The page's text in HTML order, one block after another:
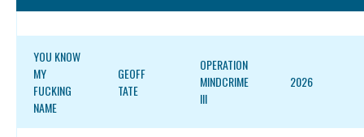
YOU KNOW
MY
FUCKING
NAME
GEOFF
TATE
OPERATION
MINDCRIME
III
2026